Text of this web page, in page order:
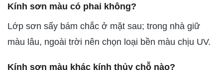
Kính sơn màu có phai không?
Lớp sơn sấy bám chắc ở mặt sau; trong nhà giữ
màu lâu, ngoài trời nên chọn loại bền màu chịu UV.
Kính sơn màu khác kính thủy chỗ nào?